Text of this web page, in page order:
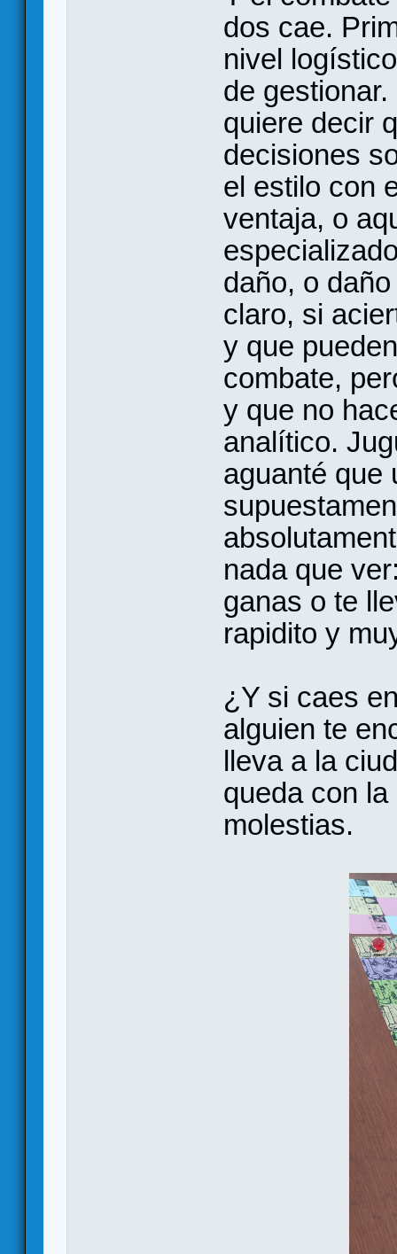
dos cae.
nivel
de
quiere decir
decisiones
el estilo con
ventaja, o
daño, o
claro, si
y que
combate,
y que no
analítico.
aguanté que
nada que
ganas o te
rapidito y
¿Y si caes
alguien te
lleva a la
queda con
molestias.